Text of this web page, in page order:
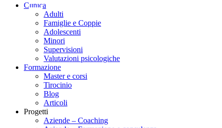
Clinica
Adulti
Famiglie e Coppie
Adolescenti
Minori
Supervisioni
Valutazioni psicologiche
Formazione
Master e corsi
Tirocinio
Blog
Articoli
Progetti
Aziende – Coaching